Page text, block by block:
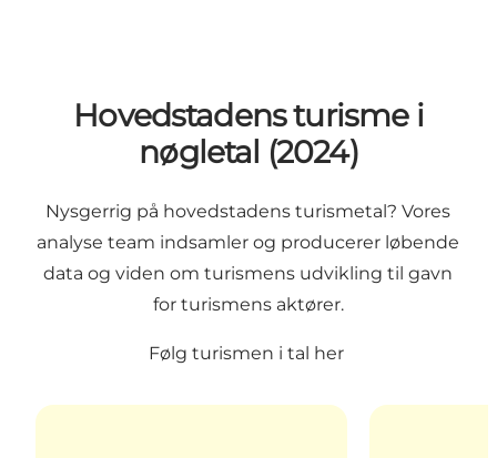
Hovedstadens turisme i
nøgletal (2024)
Nysgerrig på hovedstadens turismetal? Vores
analyse team indsamler og producerer løbende
data og viden om turismens udvikling til gavn
for turismens aktører.
Følg turismen i tal her